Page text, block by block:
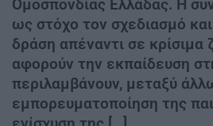
Ομοσπονδίας Ελλάδας. Η
ως στόχο τον σχεδιασμό
δράση απέναντι σε κρίσιμα
αφορούν την εκπαίδευση
περιλαμβάνουν, μεταξύ
εμπορευματοποίηση της